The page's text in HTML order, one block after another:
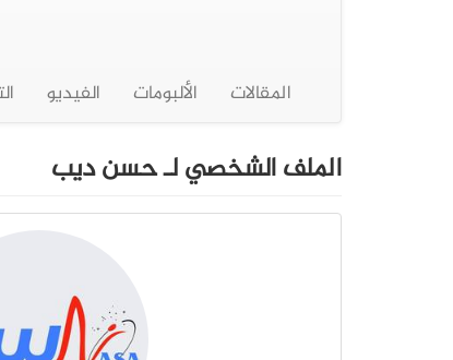
المقالات الألبومات الفيديو
الملف الشخصي لـ حسن ديب